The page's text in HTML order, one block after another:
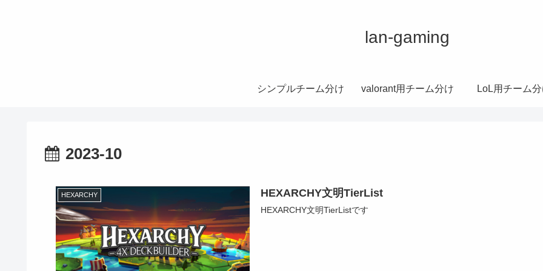
lan-gaming
シンプルチーム分け valorant用チーム分け LoL用チーム
2023-10
HEXARCHY HEXARCHY文明TierList
HEXARCHY文明TierListです